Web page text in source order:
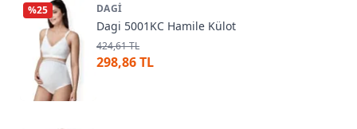
%25 DAGI
Dagi 5001KC Hamile Külot
424,61 TL
298,86 TL